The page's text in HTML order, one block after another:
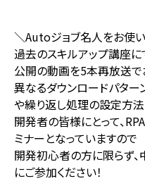
＼Autoジョブ名人をお使
過去のスキルアップ講座
公開の動画を5本再放送で
異なるダウンロードパタ
や繰り返し処理の設定方法
開発者の皆様にとって、
ミナーとなっていますので
開発初心者の方に限らず、
にご参加ください！